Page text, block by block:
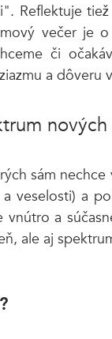
Reflektuje
večer je
či
a dôveru
nových
sám
veselosti) a
a
ale aj